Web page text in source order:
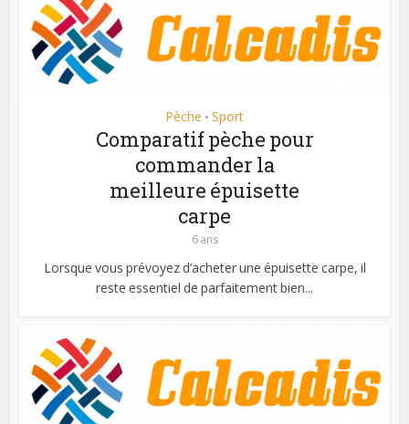
Pèche • Sport
Comparatif pèche pour
commander la
meilleure épuisette
carpe
6 ans
Lorsque vous prévoyez d’acheter une épuisette carpe, il
reste essentiel de parfaitement bien...